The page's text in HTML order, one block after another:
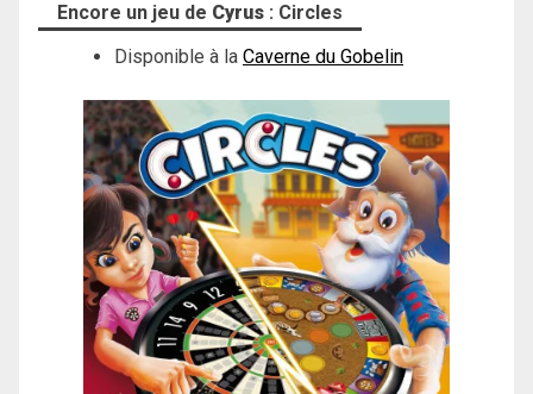
Encore un jeu de Cyrus : Circles
Disponible à la Caverne du Gobelin